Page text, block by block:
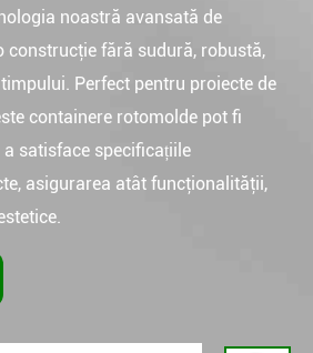
noastră avansată de
construcţie fără sudură, robustă,
Perfect pentru proiecte de
containere rotomolde pot fi
satisface specificațiile
asigurarea atât funcţionalităţii,